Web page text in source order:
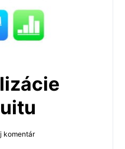
komentár